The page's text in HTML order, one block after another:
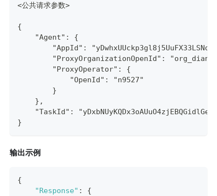
<公共请求参数>
{
    "Agent": {
"AppId":
"ProxyOrganizationOpenId":
        "ProxyOperator": {
            "OpenId": "n9527"
        }
    },
"TaskId":
}
输出示例
{
"Response" :
{